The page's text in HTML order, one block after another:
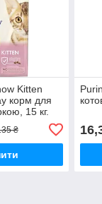
Kitten
корм для
15 кг.
₴